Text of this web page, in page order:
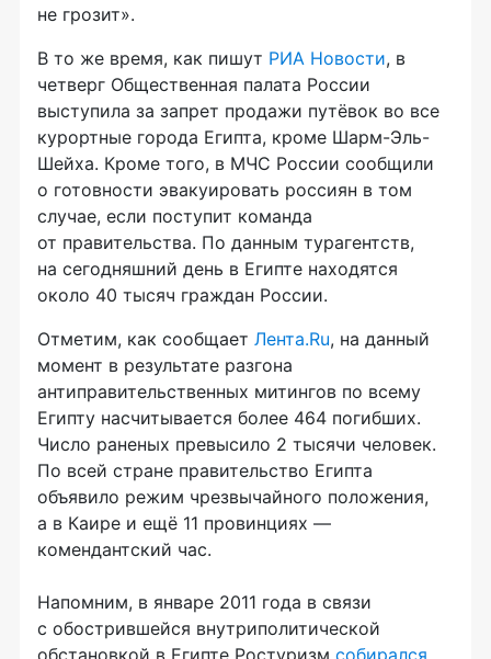
не грозит».
В то же время, как пишут РИА Новости, в
четверг Общественная палата России
выступила за запрет продажи путёвок во все
курортные города Египта, кроме Шарм-Эль-
Шейха. Кроме того, в МЧС России сообщили
о готовности эвакуировать россиян в том
случае, если поступит команда
от правительства. По данным турагентств,
на сегодняшний день в Египте находятся
около 40 тысяч граждан России.
Отметим, как сообщает Лента.Ru, на данный
момент в результате разгона
антиправительственных митингов по всему
Египту насчитывается более 464 погибших.
Число раненых превысило 2 тысячи человек.
По всей стране правительство Египта
объявило режим чрезвычайного положения,
а в Каире и ещё 11 провинциях —
комендантский час.
Напомним, в январе 2011 года в связи
с обострившейся внутриполитической
обстановкой в Египте Ростуризм собирался